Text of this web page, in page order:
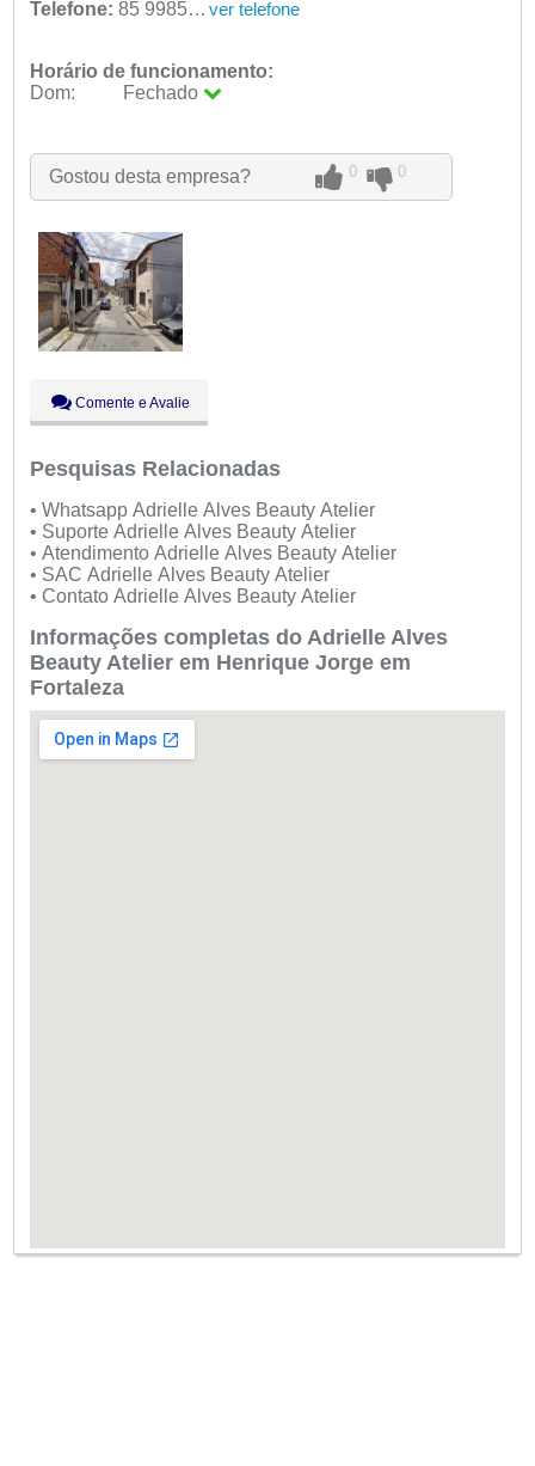
Telefone: 85 99855-0909 ver telefone
Horário de funcionamento:
Dom:
Fechado
Qua:
09:00 - 18:00
Qui:
09:00 - 18:00
Sáb:
Fechado
Dom:
Fechado
Gostou desta empresa? 0 0
Comente e Avalie
Pesquisas Relacionadas
• Whatsapp Adrielle Alves Beauty Atelier
• Suporte Adrielle Alves Beauty Atelier
• Atendimento Adrielle Alves Beauty Atelier
• SAC Adrielle Alves Beauty Atelier
• Contato Adrielle Alves Beauty Atelier
Informações completas do Adrielle Alves
Beauty Atelier em Henrique Jorge em
Fortaleza